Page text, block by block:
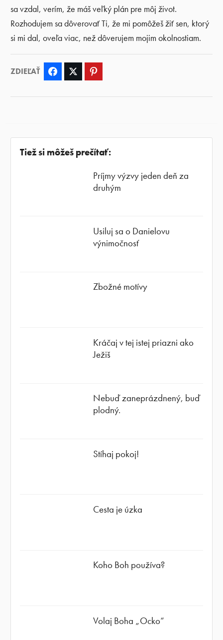
sa vzdal, verím, že máš veľký plán pre môj život.
Rozhodujem sa dôverovať Ti, že mi pomôžeš žiť sen, ktorý
si mi dal, oveľa viac, než dôverujem mojim okolnostiam.
ZDIEĽAŤ Facebook Twitter
Tiež si môžeš prečítať:
Príjmy výzvy jeden deň za
druhým
Usiluj sa o Danielovu
výnimočnosť
Zbožné motívy
Kráčaj v tej istej priazni ako
Ježiš
Nebuď zaneprázdnený, buď
plodný.
Stíhaj pokoj!
Cesta je úzka
Koho Boh používa?
Volaj Boha „Ocko“